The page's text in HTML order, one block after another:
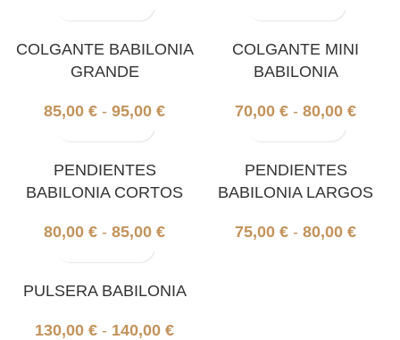
COLGANTE BABILONIA
GRANDE
85,00 € - 95,00 €
COLGANTE MINI
BABILONIA
70,00 € - 80,00 €
PENDIENTES
BABILONIA CORTOS
80,00 € - 85,00 €
PENDIENTES
BABILONIA LARGOS
75,00 € - 80,00 €
PULSERA BABILONIA
130,00 € - 140,00 €